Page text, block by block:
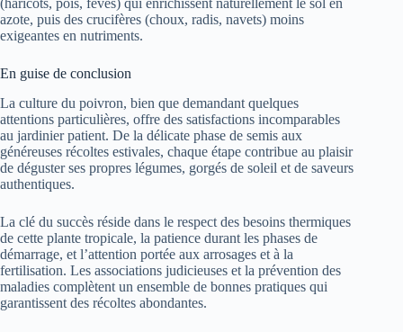
(haricots, pois, fèves) qui enrichissent naturellement le sol en
azote, puis des crucifères (choux, radis, navets) moins
exigeantes en nutriments.
En guise de conclusion
La culture du poivron, bien que demandant quelques
attentions particulières, offre des satisfactions incomparables
au jardinier patient. De la délicate phase de semis aux
généreuses récoltes estivales, chaque étape contribue au plaisir
de déguster ses propres légumes, gorgés de soleil et de saveurs
authentiques.
La clé du succès réside dans le respect des besoins thermiques
de cette plante tropicale, la patience durant les phases de
démarrage, et l’attention portée aux arrosages et à la
fertilisation. Les associations judicieuses et la prévention des
maladies complètent un ensemble de bonnes pratiques qui
garantissent des récoltes abondantes.